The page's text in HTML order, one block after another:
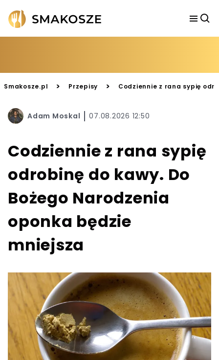
Smakosze.pl > Przepisy > Codziennie z rana sypię
Adam Moskal 07.08.2026 12:50
Codziennie z rana sypię
odrobinę do kawy. Do
Bożego Narodzenia
oponka będzie
mniejsza